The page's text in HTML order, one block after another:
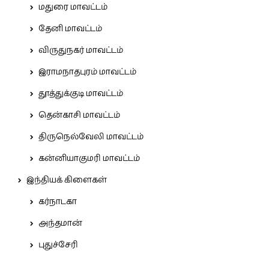
மதுரை மாவட்டம்
தேனி மாவட்டம்
விருதுநகர் மாவட்டம்
இராமநாதபுரம் மாவட்டம்
தூத்துக்குடி மாவட்டம்
தென்காசி மாவட்டம்
திருநெல்வேலி மாவட்டம்
கன்னியாகுமரி மாவட்டம்
இந்தியக் கிளைகள்
கர்நாடகா
அந்தமான்
புதுச்சேரி